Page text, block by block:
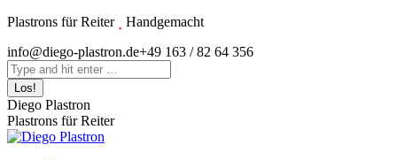
Zum
springen
Plastrons für Reiter
Handgemacht
Instagram
page
opens
in
new
window
info@diego-plastron.de+49 163 / 82 64 356
Search:
Diego Plastron
Plastrons für Reiter